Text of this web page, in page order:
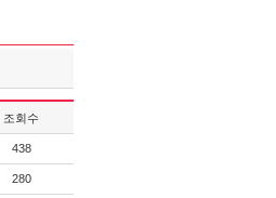
조회수
438
280